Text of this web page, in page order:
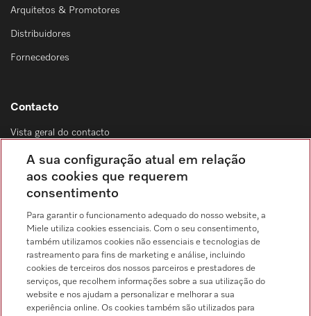
Arquitetos & Promotores
Distribuidores
Fornecedores
Contacto
Vista geral do contacto
Distribuição & Serviço de assistência técnica
Chamada para a rede fixa, de acordo com o seu tarifário, em Portugal e em
Pesquisa de distribuidores
A sua configuração atual em relação
aos cookies que requerem
consentimento
Para garantir o funcionamento adequado do nosso website, a
Miele utiliza cookies essenciais. Com o seu consentimento,
também utilizamos cookies não essenciais e tecnologias de
rastreamento para fins de marketing e análise, incluindo
cookies de terceiros dos nossos parceiros e prestadores de
serviços, que recolhem informações sobre a sua utilização do
website e nos ajudam a personalizar e melhorar a sua
experiência online. Os cookies também são utilizados para